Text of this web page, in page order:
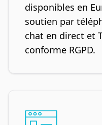
disponibles en
soutien par
chat en direct et
conforme RGPD.